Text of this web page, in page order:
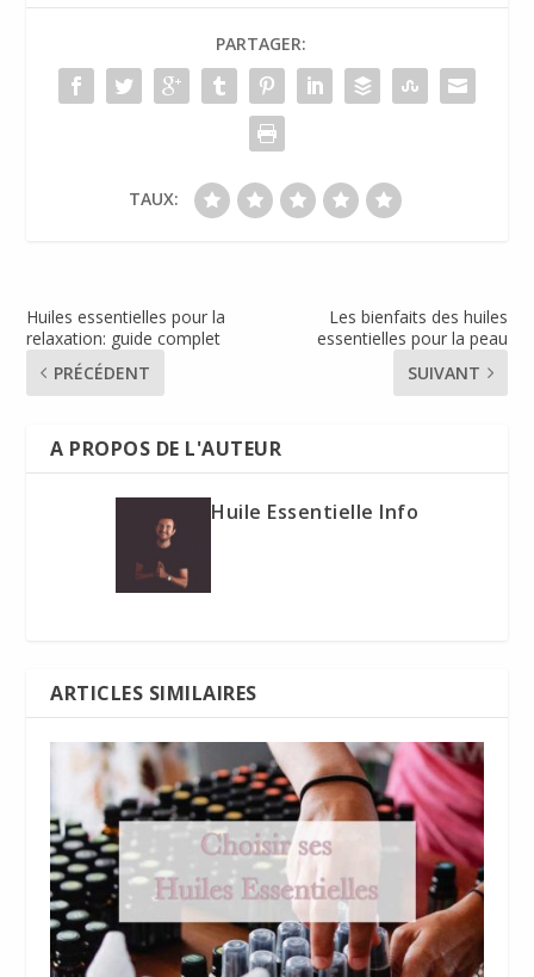
PARTAGER:
TAUX:
Huiles essentielles pour la
relaxation: guide complet
PRÉCÉDENT
Les bienfaits des huiles
essentielles pour la peau
SUIVANT
A PROPOS DE L'AUTEUR
Huile Essentielle Info
ARTICLES SIMILAIRES